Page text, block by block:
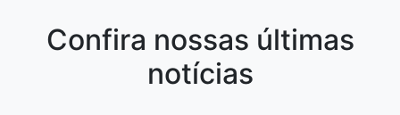
Confira nossas últimas
notícias